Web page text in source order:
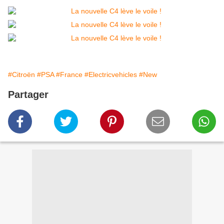
#Citroën #PSA #France #Electricvehicles #New
Partager